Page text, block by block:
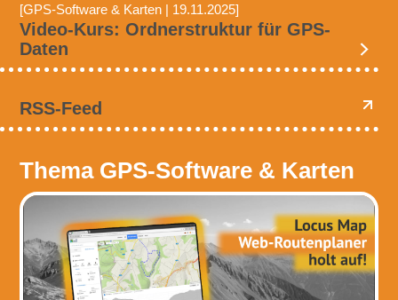
[GPS-Software & Karten | 19.11.2025]
Video-Kurs: Ordnerstruktur für GPS-
Daten
RSS-Feed
Thema GPS-Software & Karten